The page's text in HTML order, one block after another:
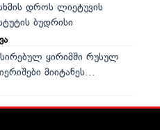
დროს ლიეტუვის
ბუდრისი
ყირიმში რუსულ
მიიტანეს...